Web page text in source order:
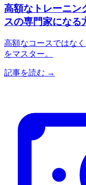
高額なトレーニン
スの専門家になる
高額なコースではな
をマスター。
記事を読む →